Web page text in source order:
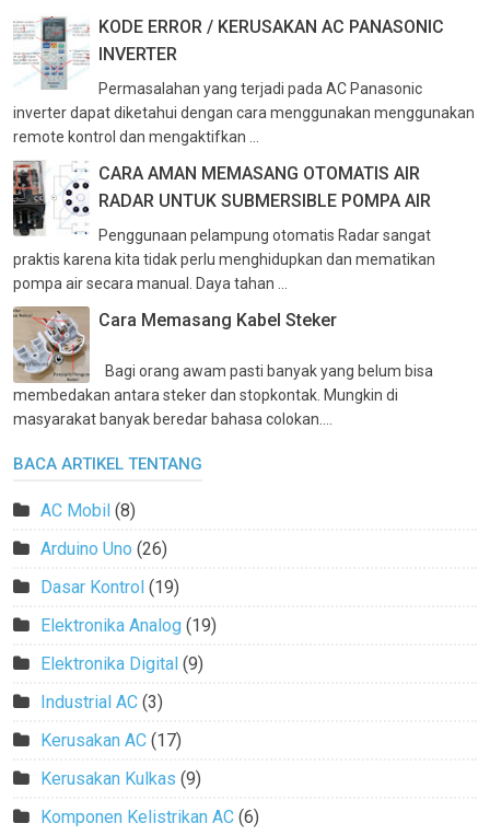
KODE ERROR / KERUSAKAN AC PANASONIC
INVERTER
Permasalahan yang terjadi pada AC Panasonic
inverter dapat diketahui dengan cara menggunakan menggunakan
remote kontrol dan mengaktifkan ...
CARA AMAN MEMASANG OTOMATIS AIR
RADAR UNTUK SUBMERSIBLE POMPA AIR
Penggunaan pelampung otomatis Radar sangat
praktis karena kita tidak perlu menghidupkan dan mematikan
pompa air secara manual. Daya tahan ...
Cara Memasang Kabel Steker
Bagi orang awam pasti banyak yang belum bisa
membedakan antara steker dan stopkontak. Mungkin di
masyarakat banyak beredar bahasa colokan....
BACA ARTIKEL TENTANG
AC Mobil (8)
Arduino Uno (26)
Dasar Kontrol (19)
Elektronika Analog (19)
Elektronika Digital (9)
Industrial AC (3)
Kerusakan AC (17)
Kerusakan Kulkas (9)
Komponen Kelistrikan AC (6)